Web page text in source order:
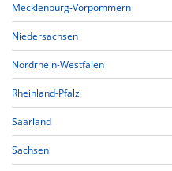
Mecklenburg-Vorpommern
Niedersachsen
Nordrhein-Westfalen
Rheinland-Pfalz
Saarland
Sachsen